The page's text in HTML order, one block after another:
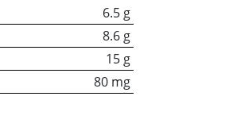
6.5 g
8.6 g
15 g
80 mg